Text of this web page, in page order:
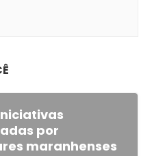
por
maranhenses